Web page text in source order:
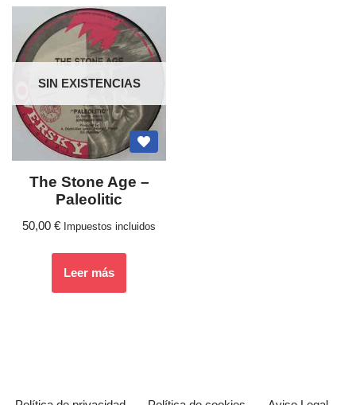
SIN EXISTENCIAS
The Stone Age ‎–
Paleolitic
50,00 € Impuestos incluidos
Leer más